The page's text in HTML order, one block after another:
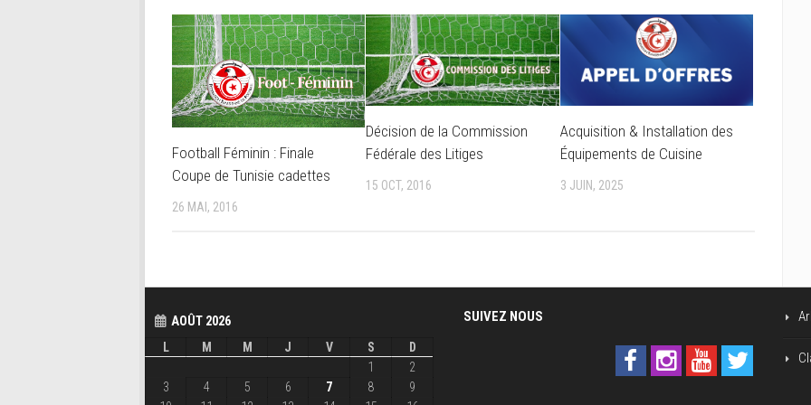
Football Féminin : Finale
Coupe de Tunisie cadettes
26 MAI, 2016
Décision de la Commission
Fédérale des Litiges
15 OCT, 2016
Acquisition & Installation des
Équipements de Cuisine
3 JUIN, 2025
AOÛT 2026
L
M M J V S
D
1
2
3
4 5 6 7 8
9
SUIVEZ NOUS